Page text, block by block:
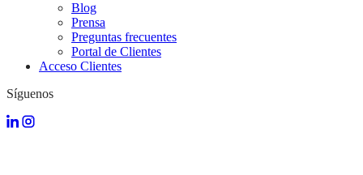
Blog
Prensa
Preguntas frecuentes
Portal de Clientes
Acceso Clientes
Síguenos